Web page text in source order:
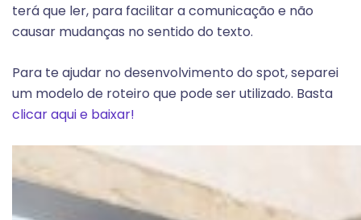
terá que ler, para facilitar a comunicação e não
causar mudanças no sentido do texto.
Para te ajudar no desenvolvimento do spot, separei
um modelo de roteiro que pode ser utilizado. Basta
clicar aqui e baixar!